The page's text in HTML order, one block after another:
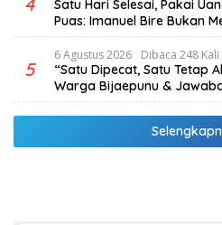
Satu Hari Selesai, Pakai
Puas: Imanuel Bire Bukan
Bekerja
5
6 Agustus 2026 Dibaca 248 Kali
“Satu Dipecat, Satu Tetap
Warga Bijaepunu &
pelan, Tapi Pasti.